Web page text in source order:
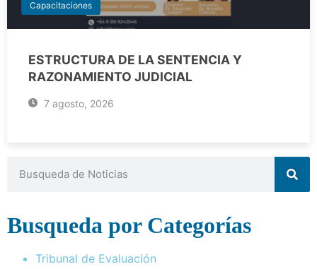
Capacitaciones
ESTRUCTURA DE LA SENTENCIA Y
RAZONAMIENTO JUDICIAL
7 agosto, 2026
Busqueda por Categorías
Tribunal de Evaluación